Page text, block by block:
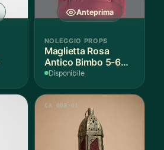
Anteprima
NOLEGGIO PROPS
Maglietta Rosa
Antico Bimbo 5-6
Anni Cotone - 1
Disponibile
CA 003-01